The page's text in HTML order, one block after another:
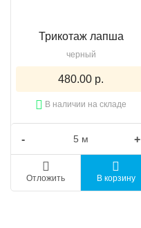
Трикотаж лапша
черный
480.00 р.
В наличии на складе
- +
Отложить В корзину